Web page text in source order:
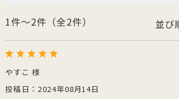
1件～2件（全2件） 並び
やすこ 様
投稿日：2024年08月14日